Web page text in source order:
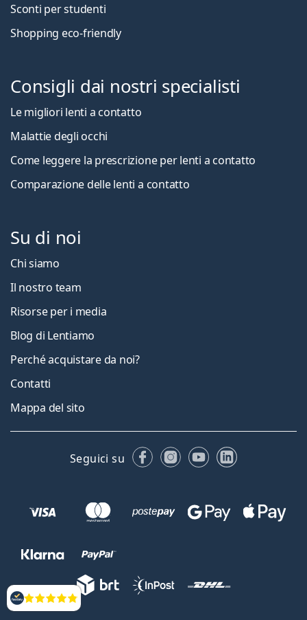
Valutazione
Sconti per studenti
Shopping eco-friendly
Consigli dai nostri specialisti
Le migliori lenti a contatto
Malattie degli occhi
Come leggere la prescrizione per lenti a contatto
Comparazione delle lenti a contatto
Su di noi
Chi siamo
Il nostro team
Risorse per i media
Blog di Lentiamo
Perché acquistare da noi?
Contatti
Mappa del sito
Seguici su FacebookInstagram
YouTubeLinkedIn